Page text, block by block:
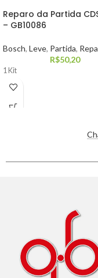
Reparo da Partida
– GB10086
Bosch, Leve, Partida,
R$50,20
1 Kit